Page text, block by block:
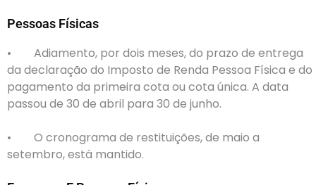
Pessoas Físicas
• Adiamento, por dois meses, do prazo de entrega
da declaração do Imposto de Renda Pessoa Física e do
pagamento da primeira cota ou cota única. A data
passou de 30 de abril para 30 de junho.
• O cronograma de restituições, de maio a
setembro, está mantido.